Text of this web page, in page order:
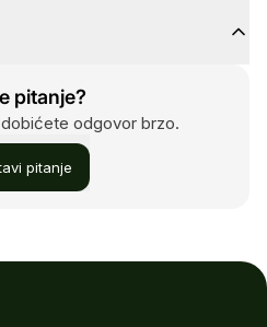
pitanje?
odgovor brzo.
pitanje